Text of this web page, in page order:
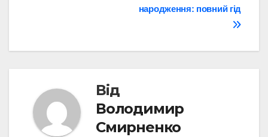
народження: повний гід
Від
Володимир
Смирненко